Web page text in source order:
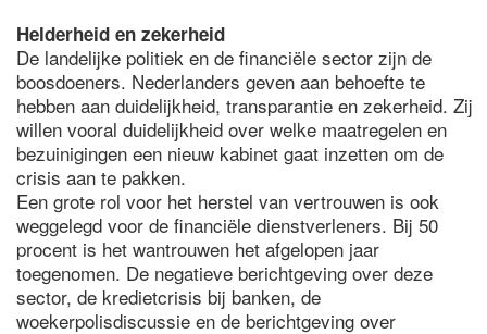
Helderheid en zekerheid
De landelijke politiek en de financiële sector zijn de
boosdoeners. Nederlanders geven aan behoefte te
hebben aan duidelijkheid, transparantie en zekerheid. Zij
willen vooral duidelijkheid over welke maatregelen en
bezuinigingen een nieuw kabinet gaat inzetten om de
crisis aan te pakken.
Een grote rol voor het herstel van vertrouwen is ook
weggelegd voor de financiële dienstverleners. Bij 50
procent is het wantrouwen het afgelopen jaar
toegenomen. De negatieve berichtgeving over deze
sector, de kredietcrisis bij banken, de
woekerpolisdiscussie en de berichtgeving over